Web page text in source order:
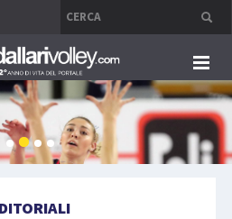
HOME